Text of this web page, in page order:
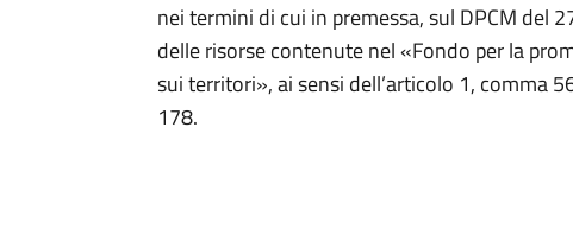
nei termini di cui in premessa, sul DPCM del
delle risorse contenute nel «Fondo per la
sui territori», ai sensi dell’articolo 1, comma
178.